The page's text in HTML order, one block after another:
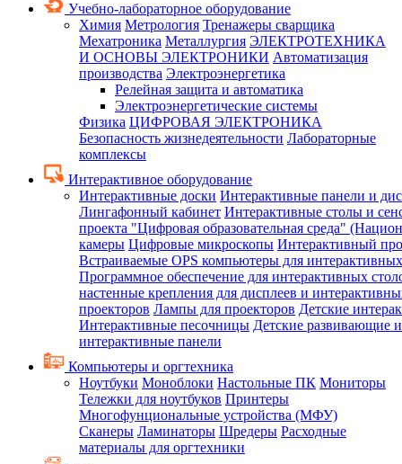
Учебно-лабораторное оборудование
Химия Метрология Тренажеры сварщика
Мехатроника Металлургия ЭЛЕКТРОТЕХНИКА
И ОСНОВЫ ЭЛЕКТРОНИКИ Автоматизация
производства Электроэнергетика
Релейная защита и автоматика
Электроэнергетические системы
Физика ЦИФРОВАЯ ЭЛЕКТРОНИКА
Безопасность жизнедеятельности Лабораторные
комплексы
Интерактивное оборудование
Интерактивные доски Интерактивные панели и
Лингафонный кабинет Интерактивные столы и
проекта "Цифровая образовательная среда"
камеры Цифровые микроскопы Интерактивный
Встраиваемые OPS компьютеры для
Программное обеспечение для интерактивных
настенные крепления для дисплеев и
проекторов Лампы для проекторов Детские
Интерактивные песочницы Детские развивающие
интерактивные панели
Компьютеры и оргтехника
Ноутбуки Моноблоки Настольные ПК Мониторы
Тележки для ноутбуков Принтеры
Многофунциональные устройства (МФУ)
Сканеры Ламинаторы Шредеры Расходные
материалы для оргтехники